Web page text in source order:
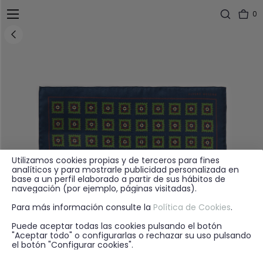
0
Utilizamos cookies propias y de terceros para fines
analíticos y para mostrarle publicidad personalizada en
base a un perfil elaborado a partir de sus hábitos de
navegación (por ejemplo, páginas visitadas).
Para más información consulte la Política de Cookies.
Puede aceptar todas las cookies pulsando el botón
"Aceptar todo" o configurarlas o rechazar su uso pulsando
el botón "Configurar cookies".